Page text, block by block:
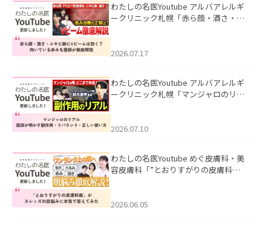
わたしの名医Youtube アルバアレルギ
ークリニック札幌「赤ら顔・酒さ・ニ
した。
2026.07.17
わたしの名医Youtube アルバアレルギ
ークリニック札幌「マンジャロのリア
た。
2026.07.10
わたしの名医Youtube めぐ皮膚科・美
容皮膚科「”とおりすがりの皮膚科
2026.06.05